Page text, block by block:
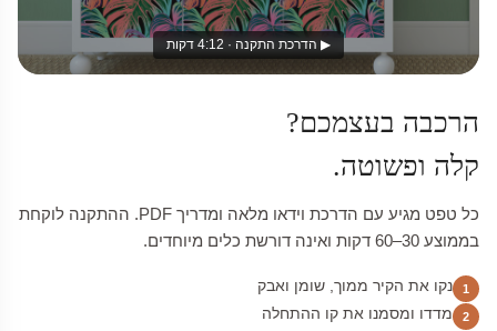
▶ הדרכת התקנה · 4:12 דקות
הרכבה בעצמכם?
קלה ופשוטה.
כל טפט מגיע עם הדרכת וידאו מלאה ומדריך PDF. ההתקנה לוקחת
בממוצע 30–60 דקות ואינה דורשת כלים מיוחדים.
1 נקו את הקיר ממוך, שומן ואבק
2 מדדו ומסמנו את קו ההתחלה